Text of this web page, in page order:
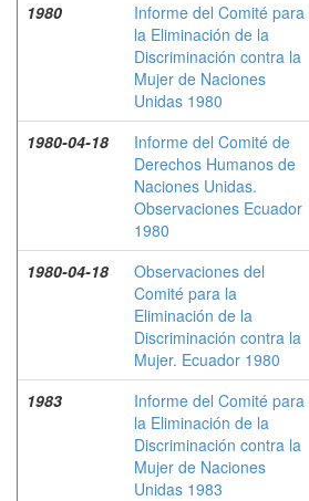
1980
Informe del Comité para
la Eliminación de la
Discriminación contra la
Mujer de Naciones
Unidas 1980
1980-04-18
Informe del Comité de
Derechos Humanos de
Naciones Unidas.
Observaciones Ecuador
1980
1980-04-18
Observaciones del
Comité para la
Eliminación de la
Discriminación contra la
Mujer. Ecuador 1980
1983
Informe del Comité para
la Eliminación de la
Discriminación contra la
Mujer de Naciones
Unidas 1983